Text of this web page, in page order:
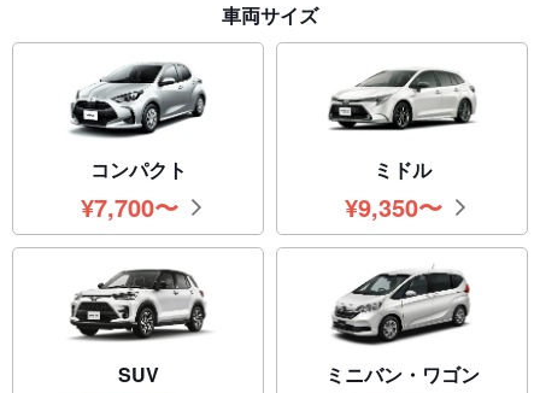
車両サイズ
コンパクト
¥7,700円
〜
ミドル
¥9,350円
〜
SUV ミニバン・ワゴン